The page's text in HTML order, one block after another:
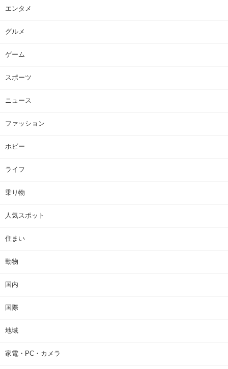
エンタメ
グルメ
ゲーム
スポーツ
ニュース
ファッション
ホビー
ライフ
乗り物
人気スポット
住まい
動物
国内
国際
地域
家電・PC・カメラ